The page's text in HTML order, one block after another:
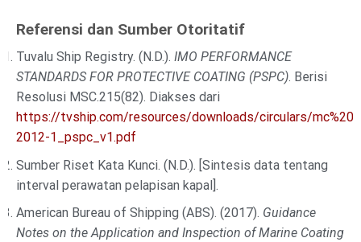
Referensi dan Sumber Otoritatif
Tuvalu Ship Registry. (N.D.). IMO PERFORMANCE
STANDARDS FOR PROTECTIVE COATING (PSPC). Berisi
Resolusi MSC.215(82). Diakses dari
https://tvship.com/resources/downloads/circulars/
2012-1_pspc_v1.pdf
Sumber Riset Kata Kunci. (N.D.). [Sintesis data tentang
interval perawatan pelapisan kapal].
American Bureau of Shipping (ABS). (2017). Guidance
Notes on the Application and Inspection of Marine Coating